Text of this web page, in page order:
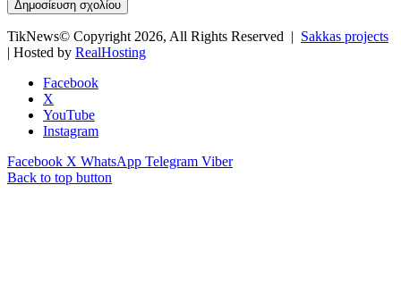
TikNews© Copyright 2026, All Rights Reserved | Sakkas projects
| Hosted by RealHosting
Facebook
X
YouTube
Instagram
Facebook X WhatsApp Telegram Viber
Back to top button